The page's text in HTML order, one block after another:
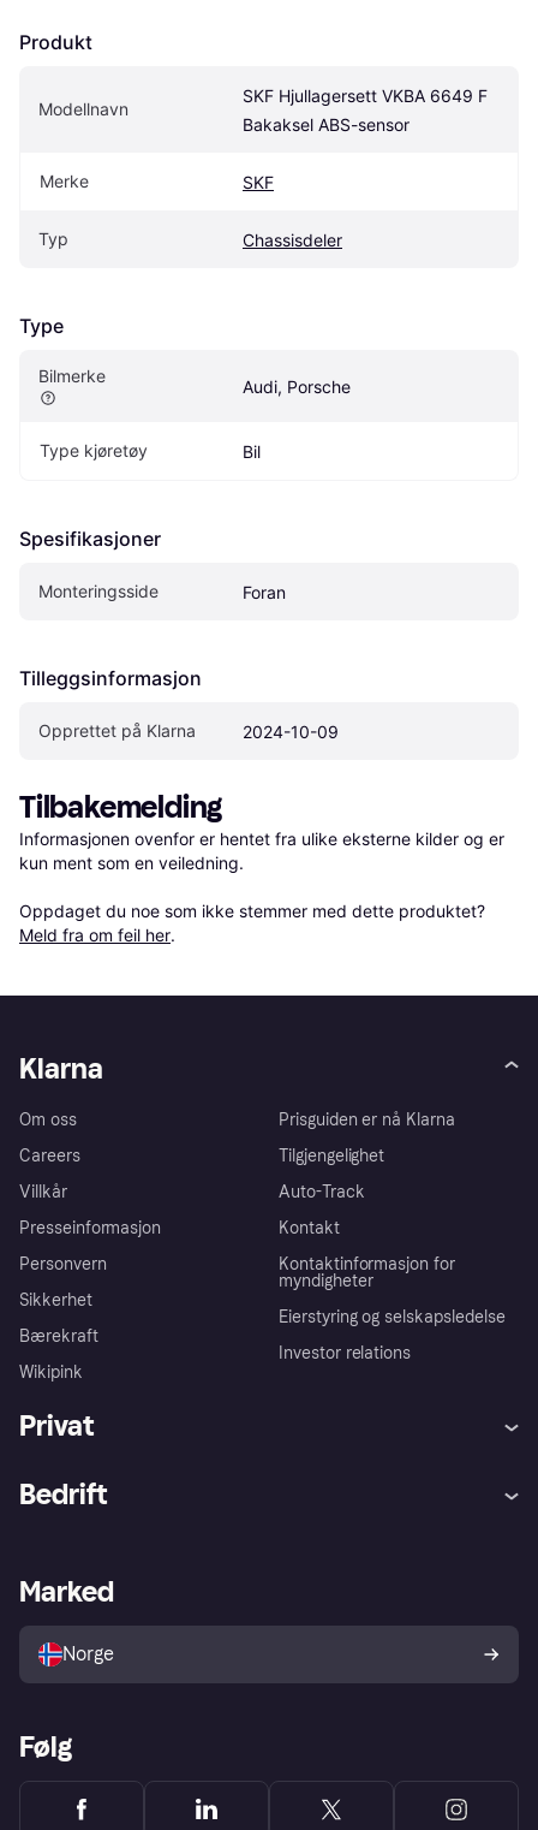
Produkt
Modellnavn
SKF Hjullagersett VKBA 6649 F
Bakaksel ABS-sensor
Merke SKF
Typ Chassisdeler
Type
Bilmerke
Audi, Porsche
Type kjøretøy Bil
Spesifikasjoner
Monteringsside Foran
Tilleggsinformasjon
Opprettet på Klarna 2024-10-09
Tilbakemelding
Informasjonen ovenfor er hentet fra ulike eksterne kilder og er
kun ment som en veiledning.
Oppdaget du noe som ikke stemmer med dette produktet?
Meld fra om feil her.
Klarna
Om oss
Careers
Villkår
Presseinformasjon
Personvern
Sikkerhet
Bærekraft
Wikipink
Prisguiden er nå Klarna
Tilgjengelighet
Auto-Track
Kontakt
Kontaktinformasjon for
myndigheter
Eierstyring og selskapsledelse
Investor relations
Privat
Utforsk butikker
Bedrift
Merchant portal
Marked
Norge
Følg